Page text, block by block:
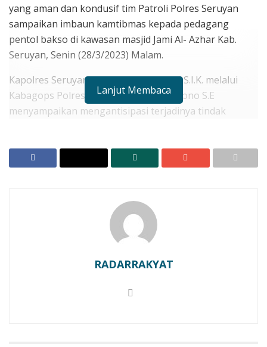
yang aman dan kondusif tim Patroli Polres Seruyan
sampaikan imbaun kamtibmas kepada pedagang
pentol bakso di kawasan masjid Jami Al- Azhar Kab.
Seruyan, Senin (28/3/2023) Malam.
Kapolres Seruyan AKBP. Gatot Istanto, S.I.K. melalui
Kabagops Polres Seruyan Kompol. Suyono S.E
menyampaikan mengantisipasi terjadinya tindak
Patroli dan sampaikan himbauan kamtibmas .
Semarakkan HUT RI ke 81, Rutan Kelas IIB Kapuas
Winner Top Model Kalteng Ikuti Audisi Mis Bintang
Seperti halnya hari ini, Polres Seruyan melaksanakan
Lanjut Membaca
RADARRAKYAT